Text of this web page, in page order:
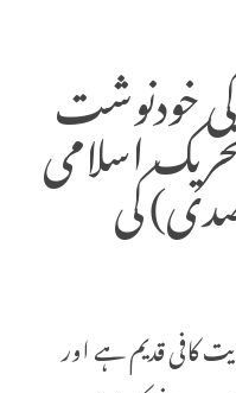
خودنوشت
اسلامی
کی
کافی قدیم ہے اور